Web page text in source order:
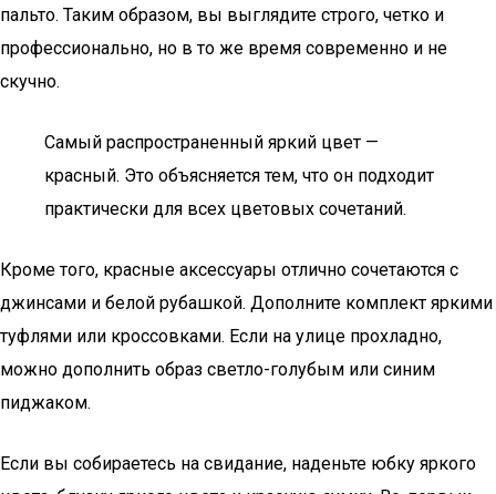
пальто. Таким образом, вы выглядите строго, четко и
профессионально, но в то же время современно и не
скучно.
Самый распространенный яркий цвет —
красный. Это объясняется тем, что он подходит
практически для всех цветовых сочетаний.
Кроме того, красные аксессуары отлично сочетаются с
джинсами и белой рубашкой. Дополните комплект яркими
туфлями или кроссовками. Если на улице прохладно,
можно дополнить образ светло-голубым или синим
пиджаком.
Если вы собираетесь на свидание, наденьте юбку яркого